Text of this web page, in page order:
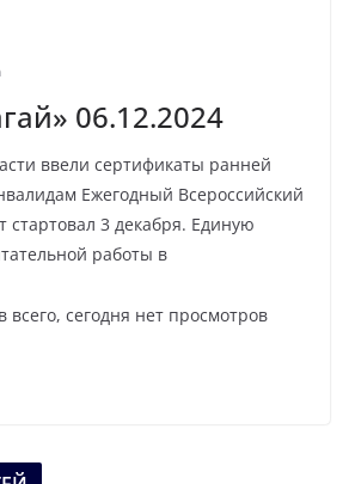
06.12.2024
ввели сертификаты ранней
Ежегодный Всероссийский
стартовал 3 декабря. Единую
работы в
всего, сегодня нет просмотров